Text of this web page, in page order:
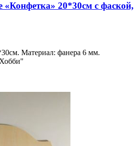
«Конфетка» 20*30см с фаской,
Материал: фанера 6 мм.